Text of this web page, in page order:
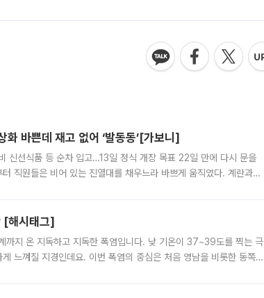
바쁜데 재고 없어 ‘발동동’[가보니]
신선식품 등 순차 입고…13일 정식 개장 목표 22일 만에 다시 문을
직원들은 비어 있는 진열대를 채우느라 바쁘게 움직였다. 계란과
[해시태그]
까지 온 지독하고 지독한 폭염입니다. 낮 기온이 37~39도를 찍는 극
느껴질 지경인데요. 이번 폭염의 중심은 처음 영남을 비롯한 동쪽